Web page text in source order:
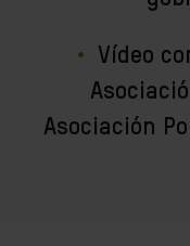
Vídeo
Asociación